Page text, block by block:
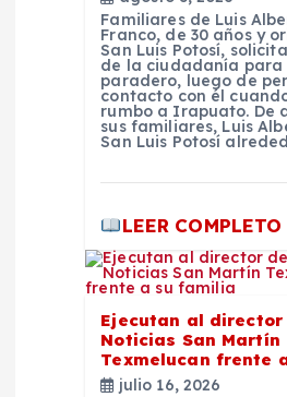
Familiares de Luis
Franco, de 30 años y
San Luis Potosí,
de la ciudadanía para
paradero, luego de
contacto con él
rumbo a Irapuato. De
sus familiares, Luis
San Luis Potosí
LEER COMPLETO
Ejecutan al
Noticias San Martín
Texmelucan frente
julio 16, 2026